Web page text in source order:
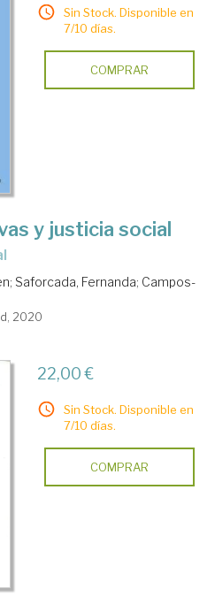
Sin Stock. Disponible en
7/10 días.
COMPRAR
y justicia social
; Saforcada, Fernanda; Campos-
2020
22,00 €
Sin Stock. Disponible en
7/10 días.
COMPRAR